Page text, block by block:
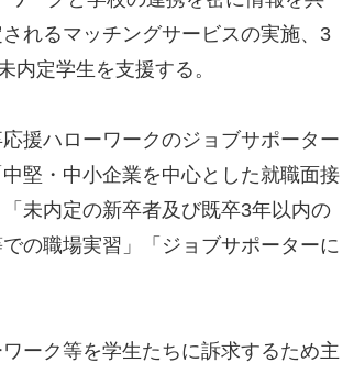
れるマッチングサービスの実施、3
内定学生を支援する。
援ハローワークのジョブサポーター
堅・中小企業を中心とした就職面接
未内定の新卒者及び既卒3年以内の
の職場実習」「ジョブサポーターに
ーク等を学生たちに訴求するため主